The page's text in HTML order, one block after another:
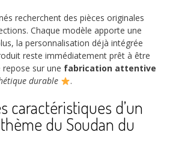
recherchent des pièces originales
Chaque modèle apporte une
la personnalisation déjà intégrée
reste immédiatement prêt à être
sur une fabrication attentive
durable .
caractéristiques d’un
du Soudan du